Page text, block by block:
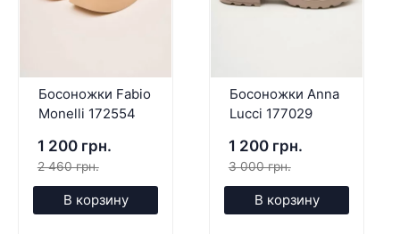
Босоножки Fabio
Monelli 172554
1 200 грн.
2 460 грн.
В корзину
Босоножки Anna
Lucci 177029
1 200 грн.
3 000 грн.
В корзину